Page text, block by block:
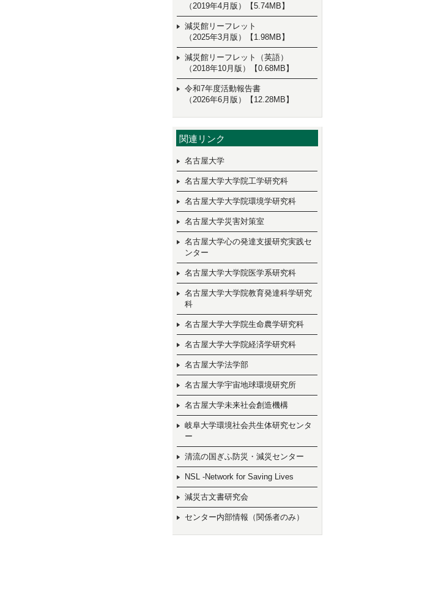
（2019年4月版）【5.74MB】
減災館リーフレット
（2025年3月版）【1.98MB】
減災館リーフレット（英語）
（2018年10月版）【0.68MB】
令和7年度活動報告書
（2026年6月版）【12.28MB】
関連リンク
名古屋大学
名古屋大学大学院工学研究科
名古屋大学大学院環境学研究科
名古屋大学災害対策室
名古屋大学心の発達支援研究実践セ
ンター
名古屋大学大学院医学系研究科
名古屋大学大学院教育発達科学研究
科
名古屋大学大学院生命農学研究科
名古屋大学大学院経済学研究科
名古屋大学法学部
名古屋大学宇宙地球環境研究所
名古屋大学未来社会創造機構
岐阜大学環境社会共生体研究センタ
ー
清流の国ぎふ防災・減災センター
NSL -Network for Saving Lives
減災古文書研究会
センター内部情報（関係者のみ）